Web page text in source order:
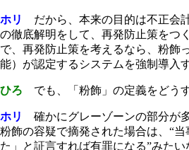
ホリ
だから、本来の目的は不正会
の徹底解明をして、再発防止策をつ
で、再発防止策を考えるなら、粉飾
能）が認定するシステムを強制導入
ひろ でも、「粉飾」の定義をどう
ホリ
確かにグレーゾーンの部分が
粉飾の容疑で摘発された場合は、“
た」と証言すれば有罪になる”みたい